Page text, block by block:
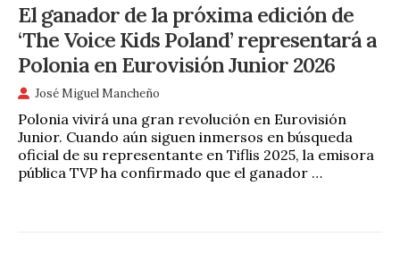
El ganador de la próxima edición de
‘The Voice Kids Poland’ representará a
Polonia en Eurovisión Junior 2026
José Miguel Mancheño
Polonia vivirá una gran revolución en Eurovisión
Junior. Cuando aún siguen inmersos en búsqueda
oficial de su representante en Tiflis 2025, la emisora
pública TVP ha confirmado que el ganador …